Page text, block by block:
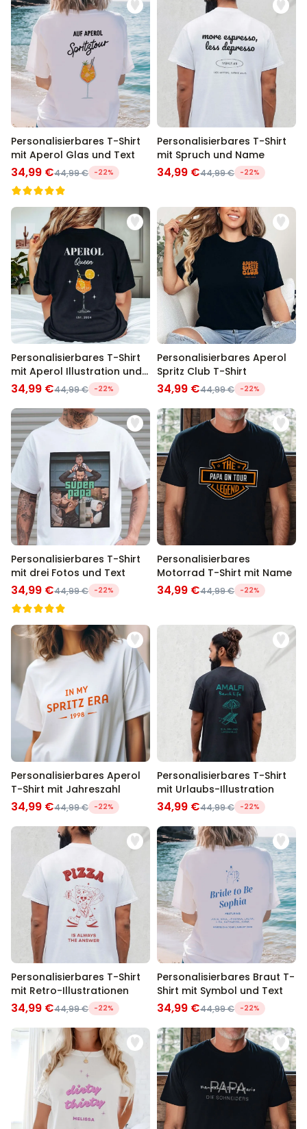
Personalisierbares T-Shirt
mit Aperol Glas und Text
34,99 €44,99 € -22%
Personalisierbares T-Shirt
mit Spruch und Name
34,99 €44,99 € -22%
Personalisierbares T-Shirt
mit Aperol Illustration und
Text
34,99 €44,99 € -22%
Personalisierbares Aperol
Spritz Club T-Shirt
34,99 €44,99 € -22%
Personalisierbares T-Shirt
mit drei Fotos und Text
34,99 €44,99 € -22%
Personalisierbares
Motorrad T-Shirt mit Name
34,99 €44,99 € -22%
Personalisierbares Aperol
T-Shirt mit Jahreszahl
34,99 €44,99 € -22%
Personalisierbares T-Shirt
mit Urlaubs-Illustration
34,99 €44,99 € -22%
Personalisierbares T-Shirt
mit Retro-Illustrationen
34,99 €44,99 € -22%
Personalisierbares Braut T-
Shirt mit Symbol und Text
34,99 €44,99 € -22%